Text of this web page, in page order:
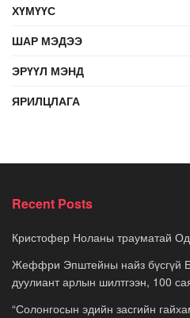
ХҮМҮҮС
ШАР МЭДЭЭ
ЭРҮҮЛ МЭНД
ЯРИЛЦЛАГА
Recent Posts
Кристофер Ноланы трауматай
Жеффри Эпштейны найз бүсгүй
дуулиант арлын шилтгээн, 100
“Солонгосын эдийн засгийн